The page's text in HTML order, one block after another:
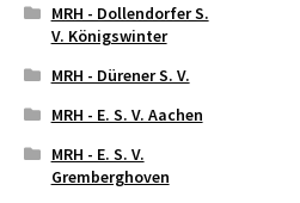
MRH - Dollendorfer S.
V. Königswinter
MRH - Dürener S. V.
MRH - E. S. V. Aachen
MRH - E. S. V.
Gremberghoven